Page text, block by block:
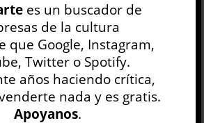
fueguito encendido / por tu
/ Ardo, bailo, / canto en tu
Las cosas comunes,
es un buscador de
de la cultura
que Google, Instagram,
Twitter o Spotify.
años haciendo crítica,
nada y es gratis.
Apoyanos.